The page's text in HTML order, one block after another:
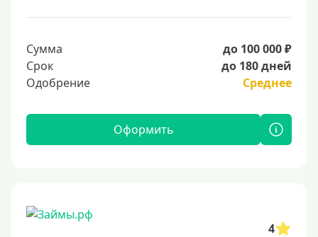
Сумма
до 100 000 ₽
Срок
до 180 дней
Одобрение
Среднее
Оформить
4